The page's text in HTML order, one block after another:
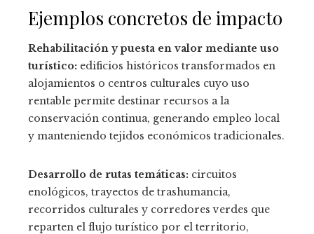
Ejemplos concretos de impacto
Rehabilitación y puesta en valor mediante uso
turístico: edificios históricos transformados en
alojamientos o centros culturales cuyo uso
rentable permite destinar recursos a la
conservación continua, generando empleo local
y manteniendo tejidos económicos tradicionales.
Desarrollo de rutas temáticas: circuitos
enológicos, trayectos de trashumancia,
recorridos culturales y corredores verdes que
reparten el flujo turístico por el territorio,